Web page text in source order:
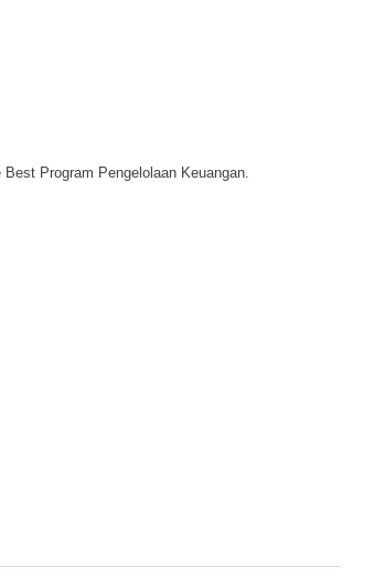
Program Pengelolaan Keuangan.